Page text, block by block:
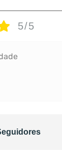
5/5